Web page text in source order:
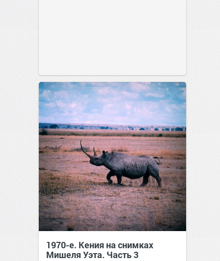
1970-е. Кения на снимках
Мишеля Уэта. Часть 3